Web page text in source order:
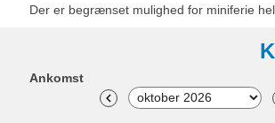
Der er begrænset mulighed for miniferie
Ankomst